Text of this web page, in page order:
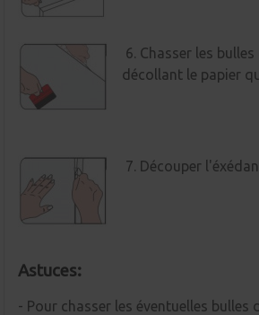
6. Chasser les
décollant le papier
7. Découper
Astuces:
- Pour chasser les éventuelles bulles